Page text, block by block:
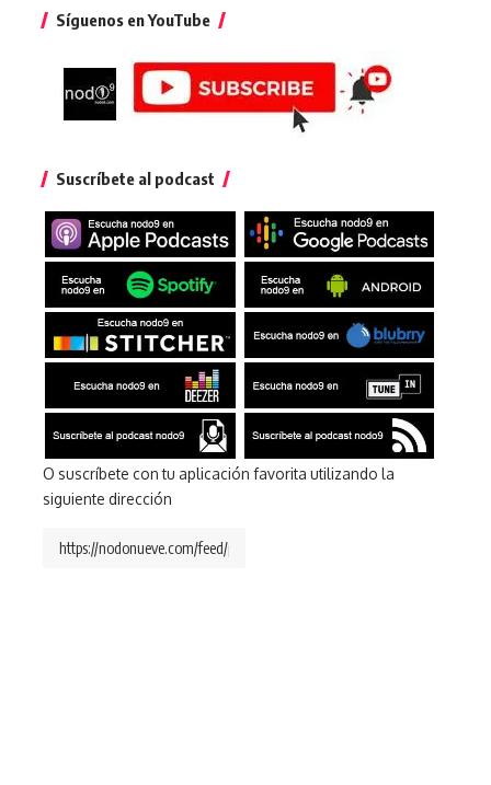
Síguenos en YouTube
Suscríbete al podcast
O suscríbete con tu aplicación favorita utilizando la
siguiente dirección